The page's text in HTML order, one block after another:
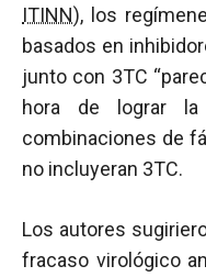
ITINN), los
basados en
junto con 3TC
hora de lograr
combinaciones de
no incluyeran 3TC.
Los autores
fracaso virológico